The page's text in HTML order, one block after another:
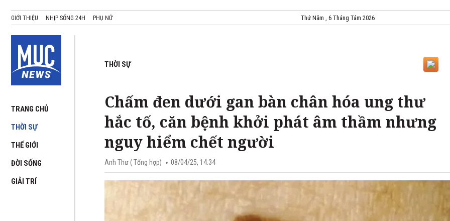
GIỚI THIỆU NHỊP SỐNG 24H PHỤ NỮ Thứ Năm , 6 Tháng Tám 2026
TRANG CHỦ
THỜI SỰ
THẾ GIỚI
ĐỜI SỐNG
GIẢI TRÍ
THỜI SỰ
Chấm đen dưới gan bàn chân hóa ung thư
hắc tố, căn bệnh khởi phát âm thầm nhưng
nguy hiểm chết người
Anh Thư ( Tổng hợp) 08/04/25, 14:34